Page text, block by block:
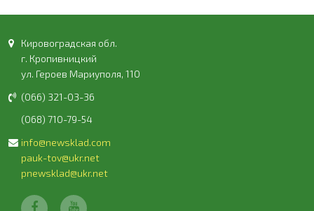
Кировоградская обл.
г. Кропивницкий
ул. Героев Мариуполя, 110
(066) 321-03-36
(068) 710-79-54
info@newsklad.com
pauk-tov@ukr.net
pnewsklad@ukr.net